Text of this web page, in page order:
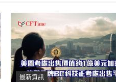
最新資訊